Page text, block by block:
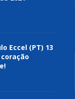
Eccel (PT) 13